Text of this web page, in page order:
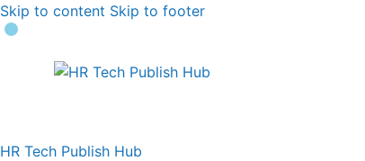
Skip to content Skip to footer
HR Tech Publish Hub